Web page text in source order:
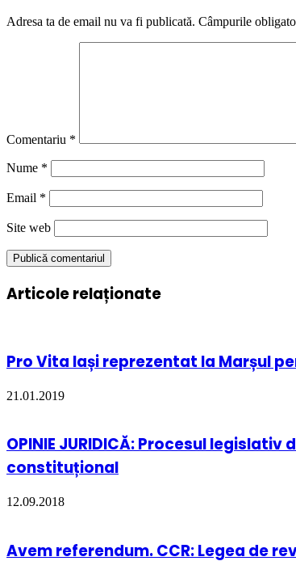
Adresa ta de email nu va fi publicată. Câmpurile
Comentariu *
Nume *
Email *
Site web
Articole relaționate
Pro Vita Iași reprezentat la Marșul
21.01.2019
OPINIE JURIDICĂ: Procesul
constituțional
12.09.2018
Avem referendum. CCR: Legea de